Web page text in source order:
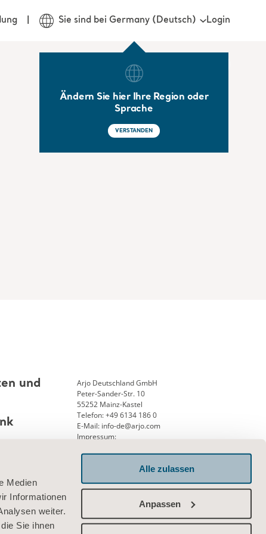
Medien
Informationen
weiter.
Sie ihnen
Alle zulassen
Anpassen
Sie sind bei Germany (Deutsch)
Ändern Sie hier Ihre Region oder
Sprache
VERSTANDEN
Login
und
Arjo Deutschland GmbH
Peter-Sander-Str. 10
55252 Mainz-Kastel
Telefon: +49 6134 186 0
E-Mail: info-de@arjo.com
Impressum:
Amtsgericht Wiesbaden 25, HRB 12913
USTID-Nr. DE 126341715
Verbinden Sie sich mit uns